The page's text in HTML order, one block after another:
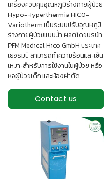
เครื่องควบคุมอุณหภูมิร่างกายผู้ป่วย
Hypo-Hyperthermia HICO-
Variotherm เป็นระบบปรับอุณหภูมิ
ร่างกายผู้ป่วยแบบน้ำ ผลิตโดยบริษัท
PFM Medical Hico GmbH ประเทศ
เยอรมนี สามารถทำความร้อนและเย็น
เหมาะสำหรับการใช้งานในผู้ป่วย หรือ
หอผู้ป่วยเด็ก และห้องผ่าตัด
Contact us